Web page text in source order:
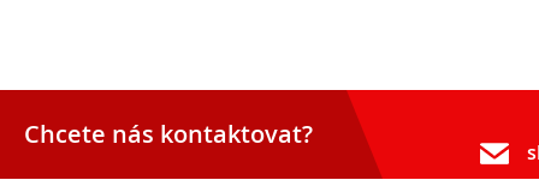
Projekty a povinná publicita
Street Law
Chcete nás kontaktovat?